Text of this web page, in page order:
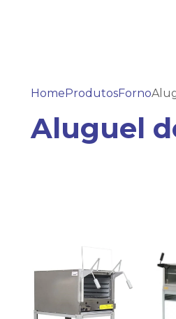
HomeProdutosForno
Aluguel